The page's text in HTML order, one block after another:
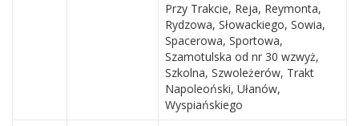
Przy Trakcie, Reja, Reymonta,
Rydzowa, Słowackiego, Sowia,
Spacerowa, Sportowa,
Szamotulska od nr 30 wzwyż,
Szkolna, Szwoleżerów, Trakt
Napoleoński, Ułanów,
Wyspiańskiego